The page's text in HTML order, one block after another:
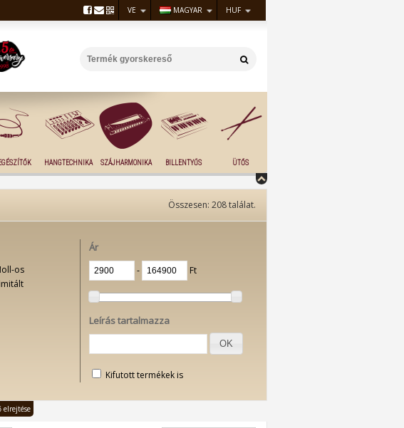
VE MAGYAR HUF
HANGTECHNIKA SZÁJHARMONIKA BILLENTYŰS ÜTŐS
Összesen: 208találat.
os
Ár
‐ Ft
Leírás tartalmazza
OK
Kifutott termékek is
elrejtése